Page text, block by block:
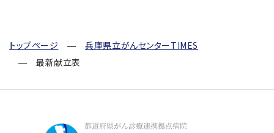
トップページ
兵庫県立がんセンターTIMES
最新献立表